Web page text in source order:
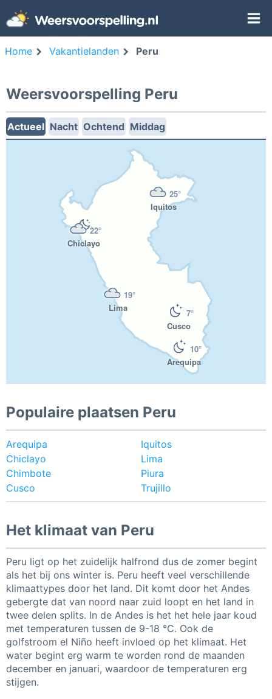
Home Vakantielanden Peru
Weersvoorspelling Peru
Actueel Nacht Ochtend Middag
19°
Lima
10°
Arequipa
7°
Cusco
22°
Chiclayo
25°
Iquitos
Populaire plaatsen Peru
Arequipa
Chiclayo
Chimbote
Cusco
Iquitos
Lima
Piura
Trujillo
Het klimaat van Peru
Peru ligt op het zuidelijk halfrond dus de zomer begint
als het bij ons winter is. Peru heeft veel verschillende
klimaattypes door het land. Dit komt door het Andes
gebergte dat van noord naar zuid loopt en het land in
twee delen splits. In de Andes is het het hele jaar koud
met temperaturen tussen de 9-18 °C. Ook de
golfstroom el Niño heeft invloed op het klimaat. Het
water begint erg warm te worden rond de maanden
december en januari, waardoor de temperaturen erg
stijgen.